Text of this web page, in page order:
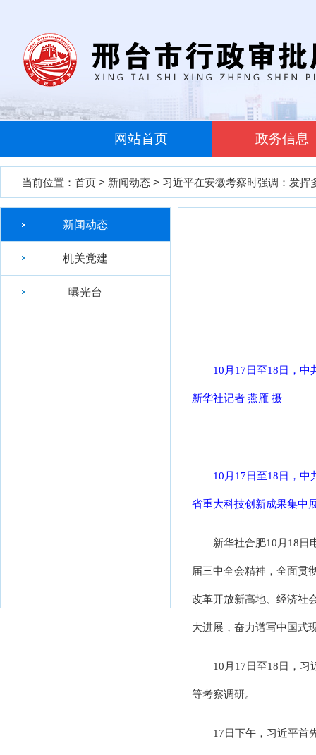
网站首页 政务信息
当前位置： 首页 > 新闻动态 > 习近平在安徽考察时强调：发挥
新闻动态
机关党建
曝光台
10月17日至18日，
新华社记者 燕雁 摄
10月17日至18日，
省重大科技创新成果集中
新华社合肥10月18日
届三中全会精神，全面贯
改革开放新高地、经济社
大进展，奋力谱写中国式
10月17日至18日，
等考察调研。
17日下午，习近平首